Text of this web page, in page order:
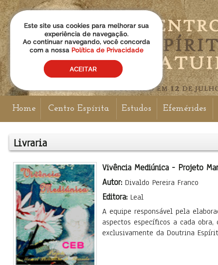
Home Centro Espírita Estudos Efemérides
Livraria
Vivência Mediúnica - Projeto
Autor: Divaldo Pereira Franco
Editora: Leal
A equipe responsável pela
aspectos específicos a cada
exclusivamente da Doutrina